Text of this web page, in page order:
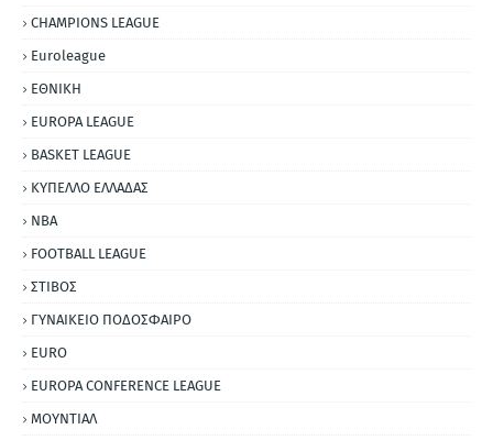
CHAMPIONS LEAGUE
Euroleague
ΕΘΝΙΚΗ
EUROPA LEAGUE
BASKET LEAGUE
ΚΥΠΕΛΛΟ ΕΛΛΑΔΑΣ
NBA
FOOTBALL LEAGUE
ΣΤΙΒΟΣ
ΓΥΝΑΙΚΕΙΟ ΠΟΔΟΣΦΑΙΡΟ
EURO
EUROPA CONFERENCE LEAGUE
ΜΟΥΝΤΙΑΛ